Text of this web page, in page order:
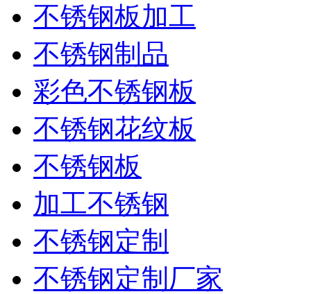
不锈钢板加工
不锈钢制品
彩色不锈钢板
不锈钢花纹板
不锈钢板
加工不锈钢
不锈钢定制
不锈钢定制厂家